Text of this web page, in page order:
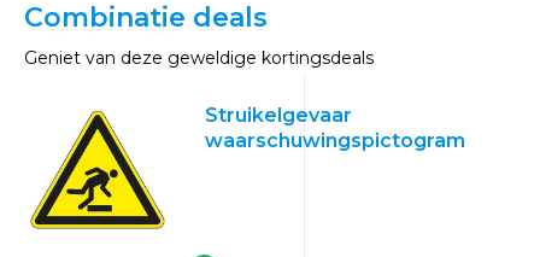
Combinatie deals
Geniet van deze geweldige kortingsdeals
Struikelgevaar
waarschuwingspictogram